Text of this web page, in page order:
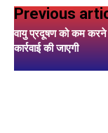
Previous
वायु प्रदूषण को कम
कार्रवाई की जाएगी